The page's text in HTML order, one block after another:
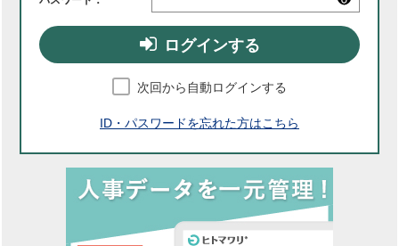
ログインする
次回から自動ログインする
ID・パスワードを忘れた方はこちら